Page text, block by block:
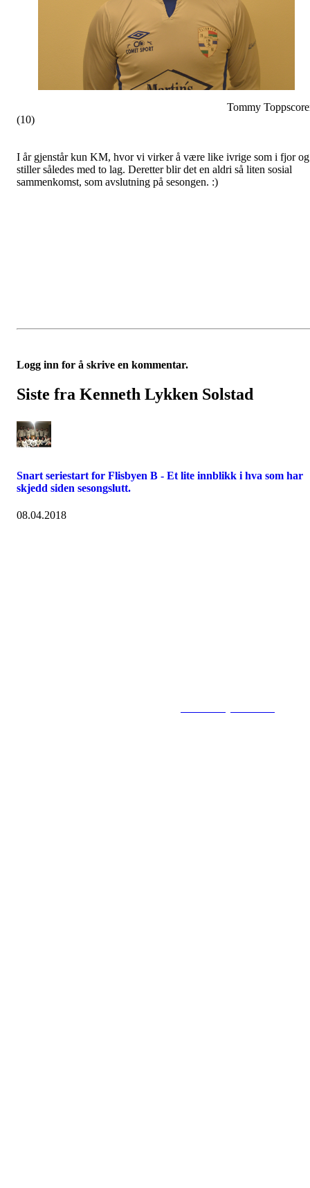
Tommy
(10)
I år gjenstår kun KM, hvor vi virker å være like ivrige som i fjor og
stiller således med to lag. Deretter blir det en aldri så liten sosial
sammenkomst, som avslutning på sesongen. :)
Logg inn for å skrive en kommentar.
Siste fra Kenneth Lykken Solstad
Snart seriestart for Flisbyen B - Et lite innblikk i hva som har
skjedd siden sesongslutt.
08.04.2018